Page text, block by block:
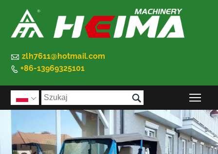
 zlh7611@hotmail.com
 +86-13969325101
 